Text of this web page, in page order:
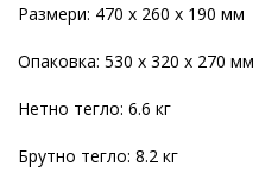
Размери: 470 x 260 x 190 мм
Опаковка: 530 x 320 x 270 мм
Нетно тегло: 6.6 кг
Брутно тегло: 8.2 кг